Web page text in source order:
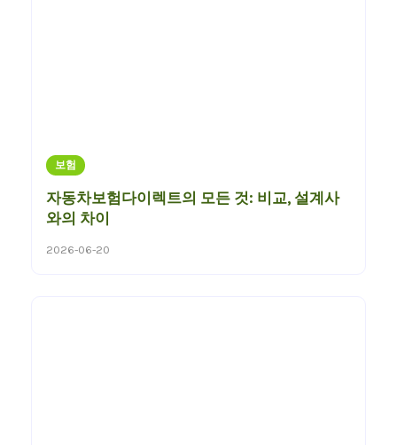
보험
자동차보험다이렉트의 모든 것: 비교, 설계사
와의 차이
2026-06-20